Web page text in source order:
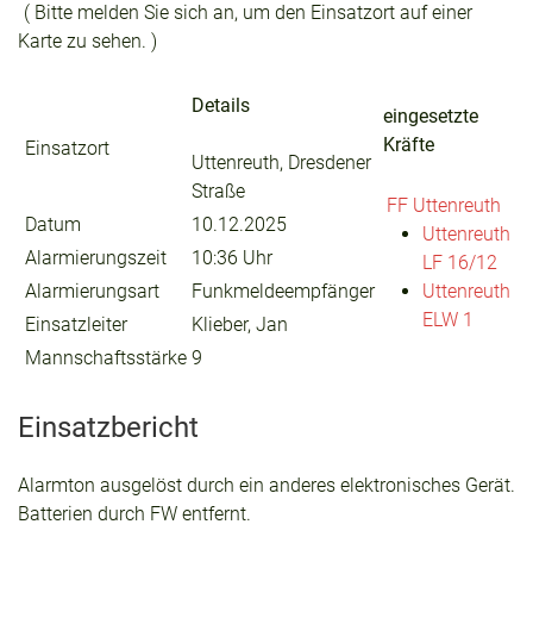
( Bitte melden Sie sich an, um den Einsatzort auf einer
Karte zu sehen. )
Einsatzort
Details
Uttenreuth, Dresdener
Straße
Datum
10.12.2025
Alarmierungszeit
10:36 Uhr
Alarmierungsart
Funkmeldeempfänger
Einsatzleiter
Klieber, Jan
Mannschaftsstärke 9
eingesetzte
Kräfte
FF Uttenreuth
Uttenreuth
LF 16/12
Uttenreuth
ELW 1
Einsatzbericht
Alarmton ausgelöst durch ein anderes elektronisches Gerät.
Batterien durch FW entfernt.